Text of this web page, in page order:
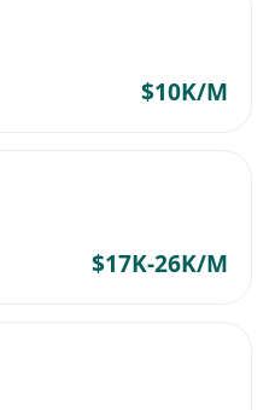
$10K/M
$17K-26K/M